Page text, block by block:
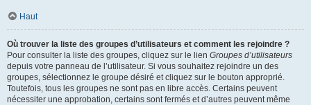
Haut
Où trouver la liste des groupes d’utilisateurs et comment les rejoindre ?
Pour consulter la liste des groupes, cliquez sur le lien Groupes d’utilisateurs
depuis votre panneau de l’utilisateur. Si vous souhaitez rejoindre un des
groupes, sélectionnez le groupe désiré et cliquez sur le bouton approprié.
Toutefois, tous les groupes ne sont pas en libre accès. Certains peuvent
nécessiter une approbation, certains sont fermés et d’autres peuvent même